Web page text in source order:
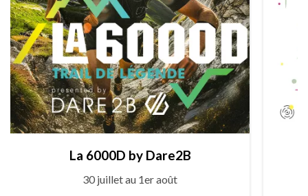
La 6000D by Dare2B
30 juillet au 1er août